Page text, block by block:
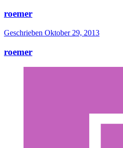
roemer
Geschrieben Oktober 29, 2013
roemer